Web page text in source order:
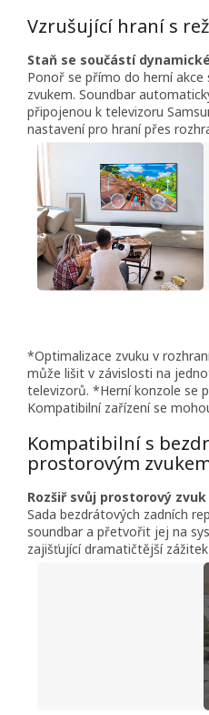
Vzrušující hraní s
Staň se součástí
Ponoř se přímo do herní
zvukem. Soundbar
připojenou k televizoru
nastavení pro hraní přes
*Optimalizace zvuku v
může lišit v závislosti na
televizorů. *Herní konzole se
Kompatibilní zařízení se
Kompatibilní s
prostorovým
Rozšiř svůj prostorový
Sada bezdrátových zadních
soundbar a přetvořit jej na
zajišťující dramatičtější